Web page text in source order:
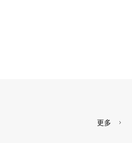
更多